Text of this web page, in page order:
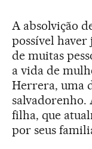
A absolvição
possível haver
de muitas
a vida de
Herrera, uma
salvadorenho.
filha, que
por seus